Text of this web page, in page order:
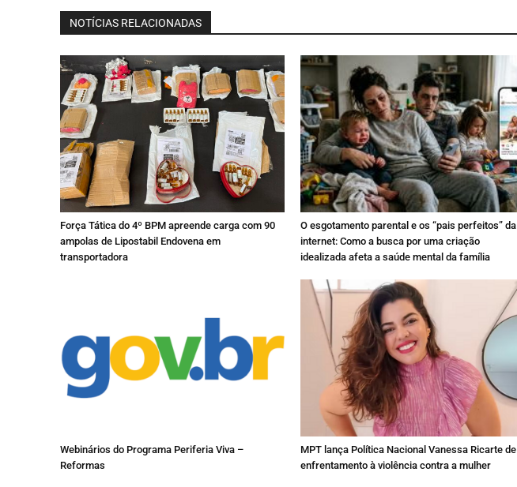
NOTÍCIAS RELACIONADAS
Força Tática do 4º BPM apreende carga com 90
ampolas de Lipostabil Endovena em
transportadora
O esgotamento parental e os “pais perfeitos” da
internet: Como a busca por uma criação
idealizada afeta a saúde mental da família
Webinários do Programa Periferia Viva –
Reformas
MPT lança Política Nacional Vanessa Ricarte de
enfrentamento à violência contra a mulher